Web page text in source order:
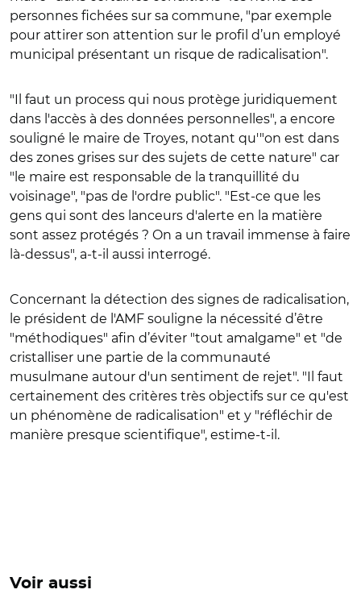
personnes fichées sur sa commune, "par exemple
pour attirer son attention sur le profil d’un employé
municipal présentant un risque de radicalisation".
"Il faut un process qui nous protège juridiquement
dans l'accès à des données personnelles", a encore
souligné le maire de Troyes, notant qu'"on est dans
des zones grises sur des sujets de cette nature" car
"le maire est responsable de la tranquillité du
voisinage", "pas de l'ordre public". "Est-ce que les
gens qui sont des lanceurs d'alerte en la matière
sont assez protégés ? On a un travail immense à faire
là-dessus", a-t-il aussi interrogé.
Concernant la détection des signes de radicalisation,
le président de l'AMF souligne la nécessité d’être
"méthodiques" afin d’éviter "tout amalgame" et "de
cristalliser une partie de la communauté
musulmane autour d'un sentiment de rejet". "Il faut
certainement des critères très objectifs sur ce qu'est
un phénomène de radicalisation" et y "réfléchir de
manière presque scientifique", estime-t-il.
Voir aussi